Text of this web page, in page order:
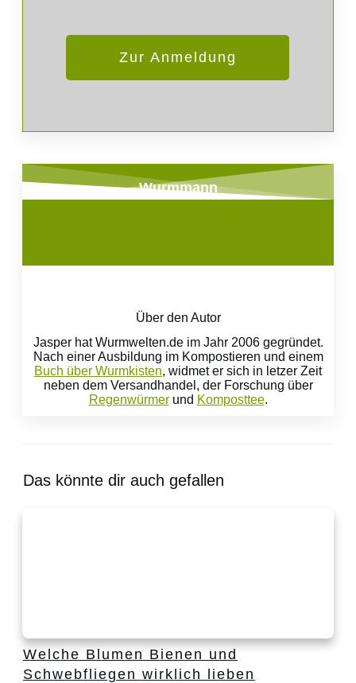
Zur Anmeldung
Wurmmann
Über den Autor
Jasper hat Wurmwelten.de im Jahr 2006 gegründet.
Nach einer Ausbildung im Kompostieren und einem
Buch über Wurmkisten, widmet er sich in letzer Zeit
neben dem Versandhandel, der Forschung über
Regenwürmerund Komposttee.
Das könnte dir auch gefallen
Welche Blumen Bienen und
Schwebfliegen wirklich lieben